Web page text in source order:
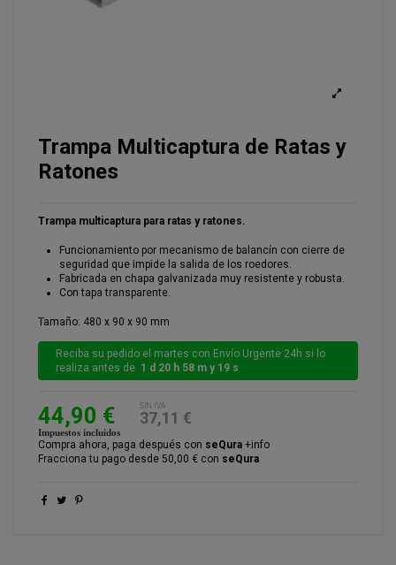
Trampa Multicaptura de Ratas y
Ratones
Trampa multicaptura para ratas y ratones.
Funcionamiento por mecanismo de balancín con cierre de
seguridad que impide la salida de los roedores.
Fabricada en chapa galvanizada muy resistente y robusta.
Con tapa transparente.
Tamaño: 480 x 90 x 90 mm
Reciba su pedido el martes con Envío Urgente 24h si lo
realiza antes de 1 d 20 h 58 m y 19 s
44,90 € SIN IVA
37,11 €
Impuestos incluidos
Compra ahora, paga después con seQura +info
Fracciona tu pago desde 50,00 € con seQura